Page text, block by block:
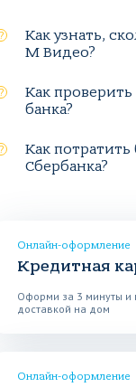
Как узнать,
М Видео?
Как
банка?
Как
Сбербанка?
Онлайн-оформление
Кредитная
Оформи за 3 минуты и
доставкой на дом
Онлайн-оформление